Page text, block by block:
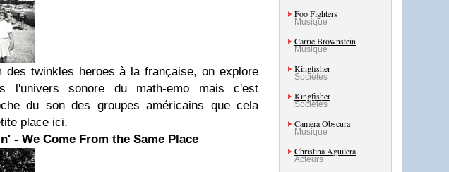
des twinkles heroes à la française, on explore
l'univers sonore du math-emo mais c'est
du son des groupes américains que cela
place ici.
- We Come From the Same Place
Foo Fighters
Musique
Carrie Brownstein
Musique
Kingfisher
Sociétés
Kingfisher
Sociétés
Camera Obscura
Musique
Christina Aguilera
Acteurs